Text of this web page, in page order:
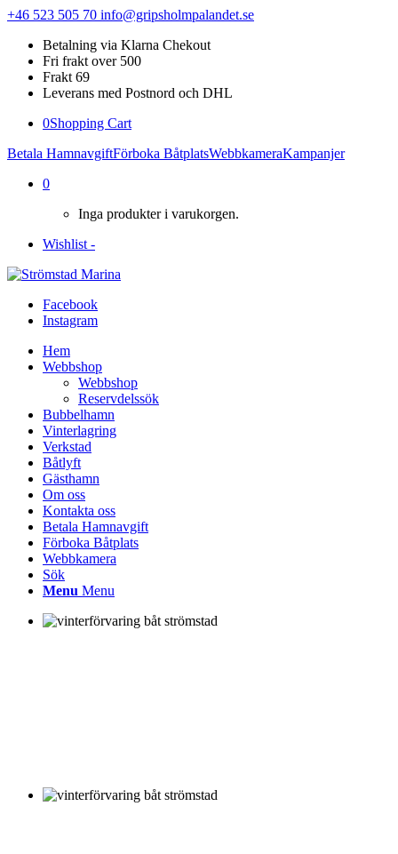
+46 523 505 70 info@gripsholmpalandet.se
Betalning via Klarna Chekout
Fri frakt over 500
Frakt 69
Leverans med Postnord och DHL
0Shopping Cart
Betala HamnavgiftFörboka BåtplatsWebbkameraKampanjer
0
Inga produkter i varukorgen.
Wishlist -
Facebook
Instagram
Hem
Webbshop
Webbshop
Reservdelssök
Bubbelhamn
Vinterlagring
Verkstad
Båtlyft
Gästhamn
Om oss
Kontakta oss
Betala Hamnavgift
Förboka Båtplats
Webbkamera
Sök
Menu Menu